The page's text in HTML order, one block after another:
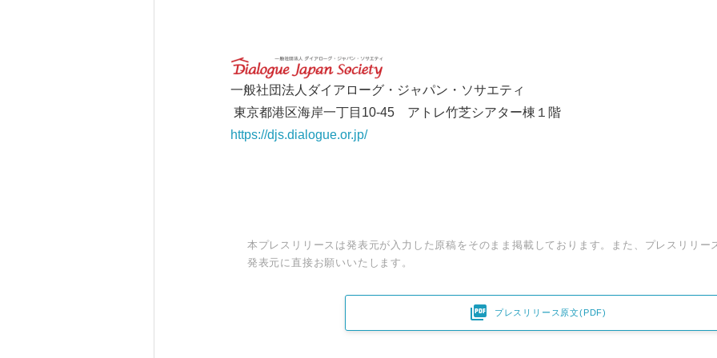
一般社団法人ダイアローグ・ジャパン・ソサエティ
東京都港区海岸一丁目10-45 アトレ竹芝シアター棟１階
https://djs.dialogue.or.jp/
本プレスリリースは発表元が入力した原稿をそのまま掲載しております。また、プレスリリー
発表元に直接お願いいたします。
 プレスリリース原文(PDF)